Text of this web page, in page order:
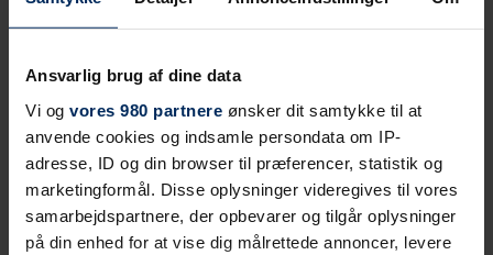
Ansvarlig brug af dine data
Vi og vores 980 partnere ønsker dit samtykke til at
anvende cookies og indsamle persondata om IP-
adresse, ID og din browser til præferencer, statistik og
marketingformål. Disse oplysninger videregives til vores
samarbejdspartnere, der opbevarer og tilgår oplysninger
på din enhed for at vise dig målrettede annoncer, levere
Altaner, altankasser og altangangselementer